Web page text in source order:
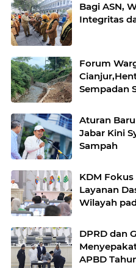
Bagi ASN,
Integritas
Forum
Sempadan
Aturan
Jabar Kini
Sampah
KDM
Layanan
Wilayah
DPRD dan
APBD